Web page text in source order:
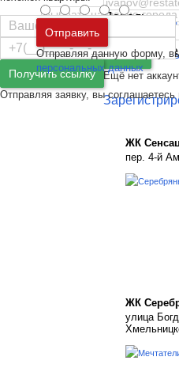
Москва и
Санкт-Петербург и
Пароль
Войти
Ещё нет
ЖК
пер. 4-й
ЖК
улица
Получить ссылку
Отправляя заявку, вы соглашаетесь
Отправить
Отправляя данную форму,
персональных данных